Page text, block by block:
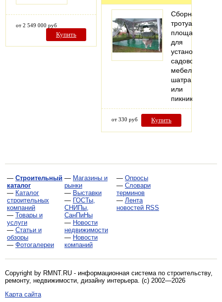
от 2 549 000 руб
Купить
Сборная
тротуарная
площадка
для
установки
садовой
мебели,
шатра
или
пикника.
от 330 руб Купить
— Строительный
каталог
— Каталог
строительных
компаний
— Товары и
услуги
— Статьи и
обзоры
— Фотогалереи
— Магазины и
рынки
— Выставки
— ГОСТы,
СНИПы,
СанПиНы
— Новости
недвижимости
— Новости
компаний
— Опросы
— Словари
терминов
— Лента
новостей RSS
Copyright by RMNT.RU - информационная система по строительству,
ремонту, недвижимости, дизайну интерьера. (c) 2002—2026
Карта сайта